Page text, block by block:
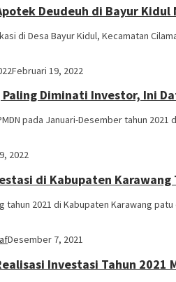
Deudeuh di Bayur Kidul
di Desa Bayur Kidul, Kecamatan
Februari 19, 2022
Paling Diminati Investor, Ini
pada Januari-Desember tahun
2022
di Kabupaten Karawang
tahun 2021 di Kabupaten Karawang
Desember 7, 2021
Investasi Tahun